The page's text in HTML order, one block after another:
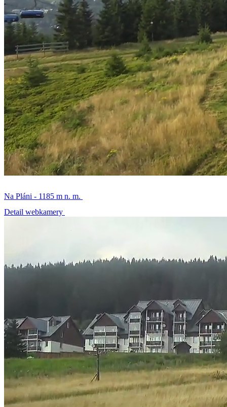
Na Pláni - 1185 m n. m.
Detail webkamery